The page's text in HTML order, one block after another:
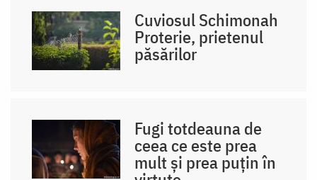
Cuviosul Schimonah
Proterie, prietenul
păsărilor
Fugi totdeauna de
ceea ce este prea
mult și prea puțin în